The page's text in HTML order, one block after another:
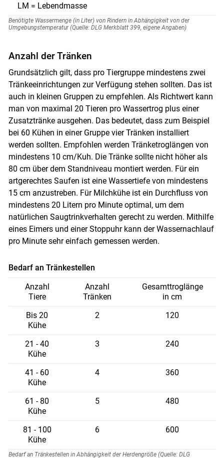
Skip to main content
LM = Lebendmasse
Benötigte Wassermenge (in Liter) von Rindern in Abhängigkeit von der
Umgebungstemperatur (Quelle: DLG Merkblatt 399, eigene Angaben)
Anzahl der Tränken
Grundsätzlich gilt, dass pro Tiergruppe mindestens zwei
Tränkeeinrichtungen zur Verfügung stehen sollten. Das ist
auch in kleinen Gruppen zu empfehlen. Als Richtwert kann
man von maximal 20 Tieren pro Wassertrog plus einer
Zusatztränke ausgehen. Das bedeutet, dass zum Beispiel
bei 60 Kühen in einer Gruppe vier Tränken installiert
werden sollten. Empfohlen werden Tränketroglängen von
mindestens 10 cm/Kuh. Die Tränke sollte nicht höher als
80 cm über dem Standniveau montiert werden. Für ein
artgerechtes Saufen ist eine Wassertiefe von mindestens
15 cm anzustreben. Für Milchkühe ist ein Durchfluss von
mindestens 20 Litern pro Minute optimal, um dem
natürlichen Saugtrinkverhalten gerecht zu werden. Mithilfe
eines Eimers und einer Stoppuhr kann der Wassernachlauf
pro Minute sehr einfach gemessen werden.
Bedarf an Tränkestellen
Anzahl
Tiere
Anzahl
Tränken
Gesamttroglänge
in cm
Bis 20
Kühe
2 120
21 - 40
Kühe
3 240
41 - 60
Kühe
4 360
61 - 80
Kühe
5 480
81 - 100
Kühe
6 600
Bedarf an Tränkestellen in Abhängigkeit der Herdengröße (Quelle: DLG